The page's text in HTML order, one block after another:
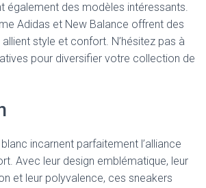
également des modèles intéressants.
Adidas et New Balance offrent des
style et confort. N’hésitez pas à
pour diversifier votre collection de
incarnent parfaitement l’alliance
Avec leur design emblématique, leur
et leur polyvalence, ces sneakers